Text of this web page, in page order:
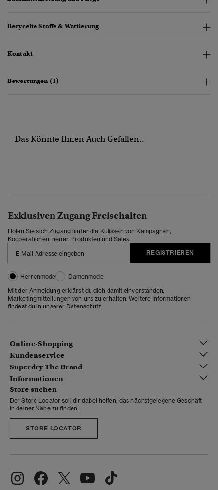
Recycelte Stoffe & Wattierung
Kontakt
Bewertungen (1)
Das Könnte Ihnen Auch Gefallen...
Exklusiven Zugang Freischalten
Holen Sie sich Zugang hinter die Kulissen von Kampagnen,
Kooperationen, neuen Produkten und Sales.
REGISTRIEREN
Herrenmode
Damenmode
Mit der Anmeldung erklärst du dich damit einverstanden,
Marketingmitteilungen von uns zu erhalten. Weitere Informationen
findest du in unserer Datenschutz
Online-Shopping
Kundenservice
Superdry The Brand
Informationen
Store suchen
Der Store Locator soll dir dabei helfen, das nächstgelegene Geschäft
in deiner Nähe zu finden.
STORE LOCATOR